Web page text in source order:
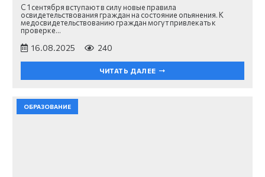
С 1 сентября вступают в силу новые правила
освидетельствования граждан на состояние опьянения. К
медосвидетельствованию граждан могут привлекать к
проверке…
16.08.2025 240
ЧИТАТЬ ДАЛЕЕ
ОБРАЗОВАНИЕ